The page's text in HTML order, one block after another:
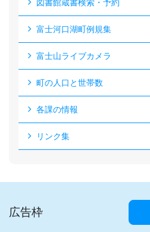
図書館蔵書検索・予約
富士河口湖町例規集
富士山ライブカメラ
町の人口と世帯数
各課の情報
リンク集
広告枠